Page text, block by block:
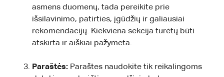
asmens duomenų, tada pereikite prie
išsilavinimo, patirties, įgūdžių ir galiausiai
rekomendacijų. Kiekviena sekcija turėtų būti
atskirta ir aiškiai pažymėta.
Paraštės: Paraštes naudokite tik reikalingoms